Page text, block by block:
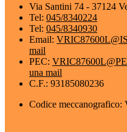
Via Santini 74 - 37124
Tel: 045/8340224
Tel: 045/8340930
Email:
mail
PEC:
una mail
C.F.: 93185080236
Codice